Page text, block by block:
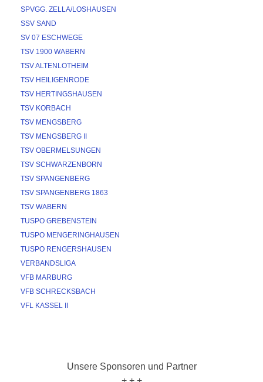
SPVGG. ZELLA/LOSHAUSEN
SSV SAND
SV 07 ESCHWEGE
TSV 1900 WABERN
TSV ALTENLOTHEIM
TSV HEILIGENRODE
TSV HERTINGSHAUSEN
TSV KORBACH
TSV MENGSBERG
TSV MENGSBERG II
TSV OBERMELSUNGEN
TSV SCHWARZENBORN
TSV SPANGENBERG
TSV SPANGENBERG 1863
TSV WABERN
TUSPO GREBENSTEIN
TUSPO MENGERINGHAUSEN
TUSPO RENGERSHAUSEN
VERBANDSLIGA
VFB MARBURG
VFB SCHRECKSBACH
VFL KASSEL II
Unsere Sponsoren und Partner